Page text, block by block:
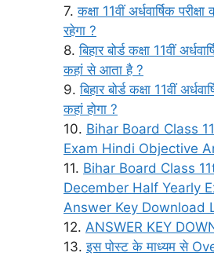
कक्षा 11वीं अर्धवार्षिक
रहेगा ?
बिहार बोर्ड कक्षा 11वीं
कहां से आता है ?
बिहार बोर्ड कक्षा 11वीं
कहां होगा ?
Bihar Board Class
Exam Hindi Objective
Bihar Board Class
December Half Yearly
Answer Key Download
ANSWER KEY
इस पोस्ट के माध्यम से